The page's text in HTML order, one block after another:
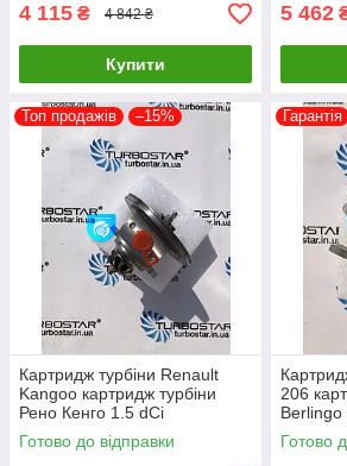
4 115 ₴ 4 842 ₴
Купити
5 462
Топ продажів –15%
Картридж турбіни Renault
Kangoo картридж турбіни
Рено Кенго 1.5 dCi
54359700000
54359880000 54359700008
Готово до відправки
Гарантія
206
Berlingo
Mazda
0375J
Готово